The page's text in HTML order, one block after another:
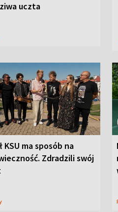
uczta
KSU ma sposób na
Zdradzili swój